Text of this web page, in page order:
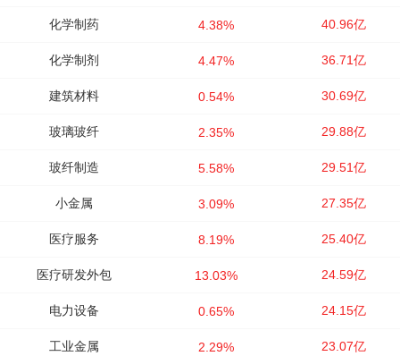
化学制药 4.38% 40.96亿
化学制剂 4.47% 36.71亿
建筑材料 0.54% 30.69亿
玻璃玻纤 2.35% 29.88亿
玻纤制造 5.58% 29.51亿
小金属 3.09% 27.35亿
医疗服务 8.19% 25.40亿
医疗研发外包 13.03% 24.59亿
电力设备 0.65% 24.15亿
工业金属 2.29% 23.07亿